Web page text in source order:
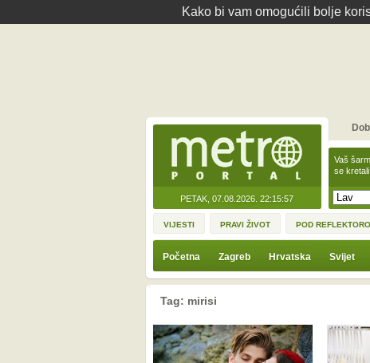
Kako bi vam omogućili bolje
PETAK, 07.08.2026. 22:15:57
Vaš
se
VIJESTI PRAVI ŽIVOT POD
Početna Zagreb Hrvatska Svijet
Tag: mirisi